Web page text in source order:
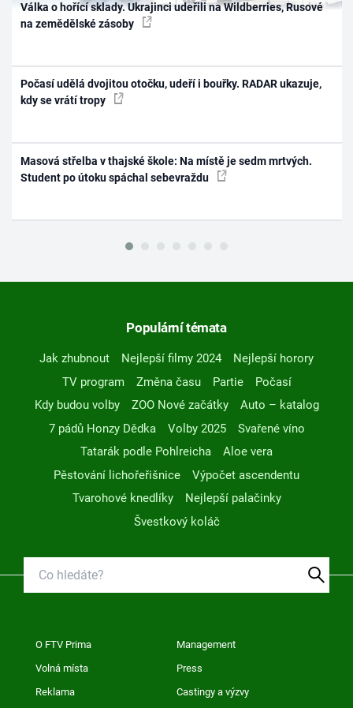
Válka o hořící sklady. Ukrajinci udeřili na Wildberries, Rusové
na zemědělské zásoby
Počasí udělá dvojitou otočku, udeří i bouřky. RADAR ukazuje,
kdy se vrátí tropy
Masová střelba v thajské škole: Na místě je sedm mrtvých.
Student po útoku spáchal sebevraždu
Populární témata
Jak zhubnout Nejlepší filmy 2024
Nejlepší horory
TV program
Změna času Partie
Počasí
Kdy budou volby
ZOO Nové začátky
Auto – katalog
7 pádů Honzy Dědka
Volby 2025
Svařené víno
Tatarák podle Pohlreicha
Aloe vera
Pěstování lichořeřišnice
Výpočet ascendentu
Tvarohové knedlíky
Nejlepší palačinky
Švestkový koláč
O FTV Prima Management
Volná místa Press
Reklama Castingy a výzvy